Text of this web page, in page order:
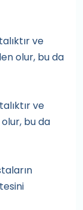
ve
olur, bu da
ve
bu da